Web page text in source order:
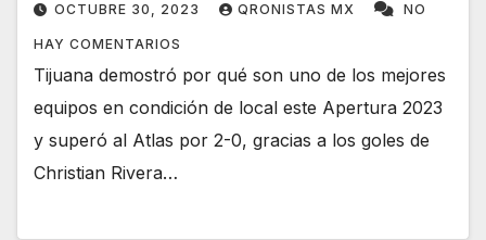
OCTUBRE 30, 2023 QRONISTAS MX NO
HAY COMENTARIOS
Tijuana demostró por qué son uno de los mejores
equipos en condición de local este Apertura 2023
y superó al Atlas por 2-0, gracias a los goles de
Christian Rivera…